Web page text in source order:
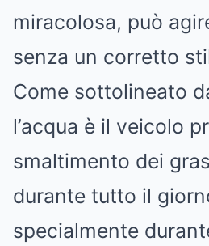
miracolosa, può
senza un corretto
Come sottolineato
l’acqua è il veicolo
smaltimento dei
durante tutto il
specialmente